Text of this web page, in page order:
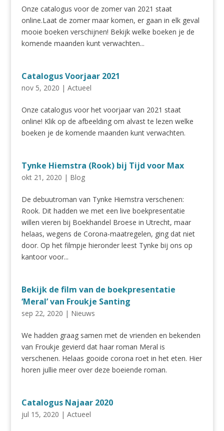
Onze catalogus voor de zomer van 2021 staat
online.Laat de zomer maar komen, er gaan in elk geval
mooie boeken verschijnen! Bekijk welke boeken je de
komende maanden kunt verwachten...
Catalogus Voorjaar 2021
nov 5, 2020 | Actueel
Onze catalogus voor het voorjaar van 2021 staat
online! Klik op de afbeelding om alvast te lezen welke
boeken je de komende maanden kunt verwachten.
Tynke Hiemstra (Rook) bij Tijd voor Max
okt 21, 2020 | Blog
De debuutroman van Tynke Hiemstra verschenen:
Rook. Dit hadden we met een live boekpresentatie
willen vieren bij Boekhandel Broese in Utrecht, maar
helaas, wegens de Corona-maatregelen, ging dat niet
door. Op het filmpje hieronder leest Tynke bij ons op
kantoor voor...
Bekijk de film van de boekpresentatie
‘Meral’ van Froukje Santing
sep 22, 2020 | Nieuws
We hadden graag samen met de vrienden en bekenden
van Froukje gevierd dat haar roman Meral is
verschenen. Helaas gooide corona roet in het eten. Hier
horen jullie meer over deze boeiende roman.
Catalogus Najaar 2020
jul 15, 2020 | Actueel